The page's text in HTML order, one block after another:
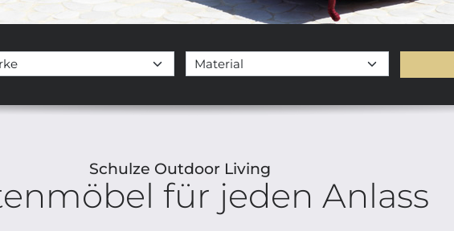
Schulze Outdoor Living
für jeden Anlass